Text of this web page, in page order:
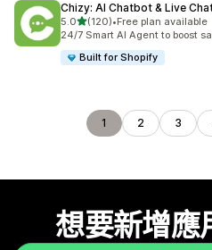
Chizy: AI Chatbot & Live
5.0滿分 5 顆星
(120)
共有 120 則評價
•Free plan available
24/7 Smart AI Agent to boost
Built for Shopify
1 2 3
想要新增應